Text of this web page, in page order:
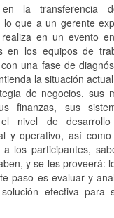
la transferencia
que a un gerente
en un evento
en los equipos de
una fase de
la situación
de negocios, sus
finanzas, sus
el nivel de
y operativo, así
a los participantes,
y se les proveerá:
paso es evaluar y
efectiva para